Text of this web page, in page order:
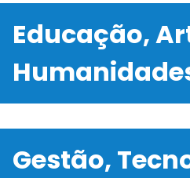
Educação,
Gestão,